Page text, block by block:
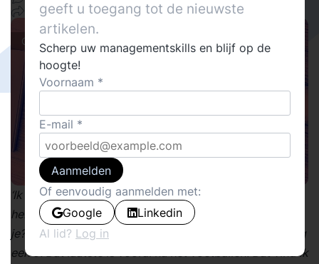
Columns
‘Ik heb twee jaar geleden mijn elleboog gebroken en ik
heb nog steeds pijn. Op een schaal van 1 tot 10 vraag
je? Mmm, denk gemiddeld een 6 en uitschieters richting
een 9. Dat laatste is vooral na het voetballen. Dat vind ik
geeft u toegang tot de nieuwste
artikelen.
Scherp uw managementskills en blijf op de
hoogte!
Voornaam
E-mail
Aanmelden
Of eenvoudig aanmelden met:
Google
Linkedin
Al lid? Log in